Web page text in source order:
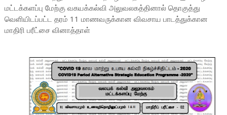
மட்டக்களப்பு மேற்கு வகயக்கல்வி அலுவலகத்தினால் தொகுத்து
வெளியிடப்பட்ட தரம் 11 மாணவருக்கான விவசாய பாடத்துக்கான
மாதிரி பரீட்சை வினாத்தாள்